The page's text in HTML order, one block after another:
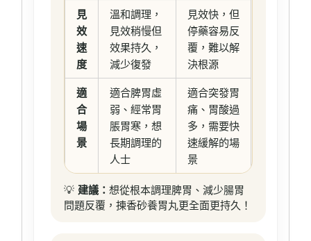
見
效
速
度
溫和調理，
見效稍慢但
效果持久，
減少復發
見效快，但
停藥容易反
覆，難以解
決根源
適
合
場
景
適合脾胃虛
弱、經常胃
脹胃寒，想
長期調理的
人士
適合突發胃
痛、胃酸過
多，需要快
速緩解的場
景
💡建議：想從根本調理脾胃、減少腸胃
問題反覆，揀香砂養胃丸更全面更持久！